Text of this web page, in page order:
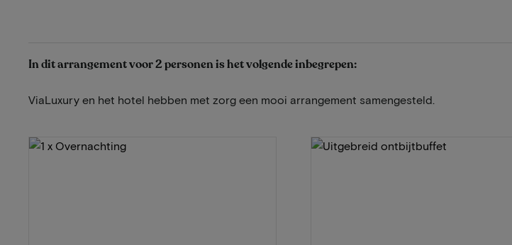
In dit arrangement voor 2 personen is het volgende inbegrepen:
ViaLuxury en het hotel hebben met zorg een mooi arrangement samengesteld.